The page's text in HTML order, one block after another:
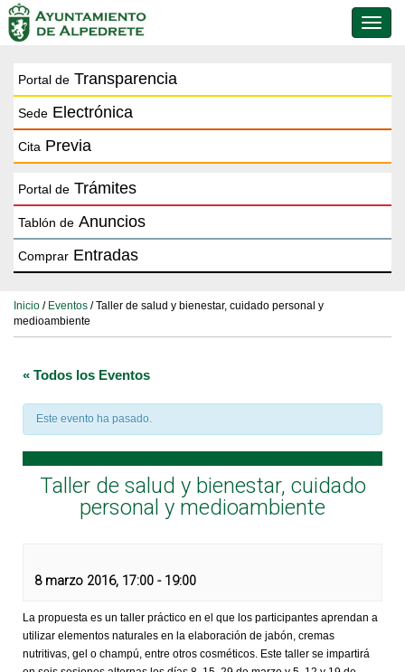
de
Portal de Transparencia
Sede Electrónica
Cita Previa
Portal de Trámites
Tablón de Anuncios
Comprar Entradas
Inicio / Eventos / Taller de salud y bienestar, cuidado personal y
medioambiente
« Todos los Eventos
Este evento ha pasado.
Taller de salud y bienestar, cuidado
personal y medioambiente
8 marzo 2016, 17:00 - 19:00
La propuesta es un taller práctico en el que los participantes aprendan a
utilizar elementos naturales en la elaboración de jabón, cremas
nutritivas, gel o champú, entre otros cosméticos. Este taller se impartirá